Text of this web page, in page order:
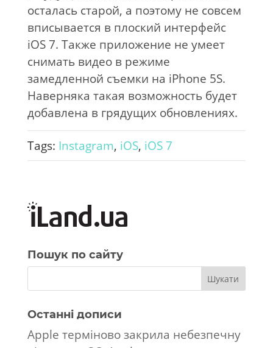
осталась старой, а поэтому не совсем
вписывается в плоский интерфейс
iOS 7. Также приложение не умеет
снимать видео в режиме
замедленной съемки на iPhone 5S.
Наверняка такая возможность будет
добавлена в грядущих обновлениях.
Tags: Instagram, iOS, iOS 7
Пошук по сайту
Останні дописи
Apple терміново закрила небезпечну